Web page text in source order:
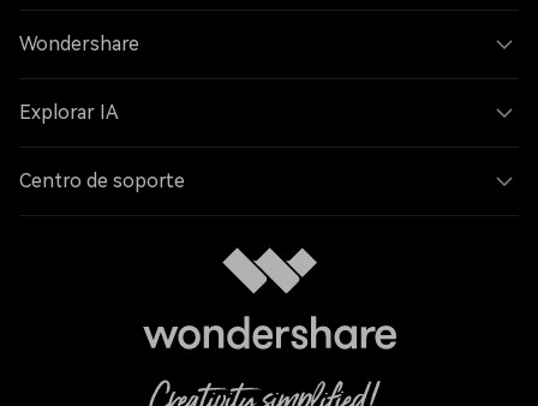
Wondershare
Explorar IA
Centro de soporte